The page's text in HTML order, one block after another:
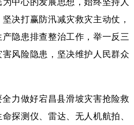
决打赢防汛减灾救灾主动仗，
隐患排查整治工作，举一反三
风险隐患，坚决维护人民群众
力做好宕昌县滑坡灾害抢险救
探测仪、雷达、无人机航拍、